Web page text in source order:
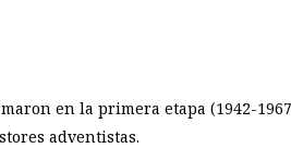
en la primera etapa (1942-
adventistas.